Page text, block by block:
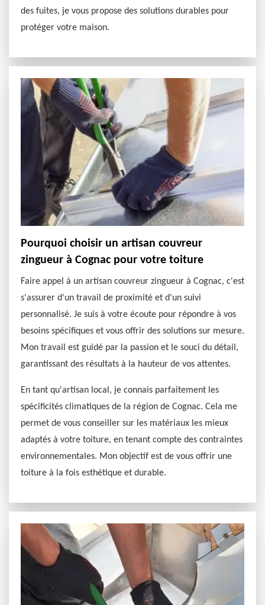
des fuites, je vous propose des solutions durables pour
protéger votre maison.
Pourquoi choisir un artisan couvreur
zingueur à Cognac pour votre toiture
Faire appel à un artisan couvreur zingueur à Cognac, c'est
s'assurer d'un travail de proximité et d'un suivi
personnalisé. Je suis à votre écoute pour répondre à vos
besoins spécifiques et vous offrir des solutions sur mesure.
Mon travail est guidé par la passion et le souci du détail,
garantissant des résultats à la hauteur de vos attentes.
En tant qu'artisan local, je connais parfaitement les
spécificités climatiques de la région de Cognac. Cela me
permet de vous conseiller sur les matériaux les mieux
adaptés à votre toiture, en tenant compte des contraintes
environnementales. Mon objectif est de vous offrir une
toiture à la fois esthétique et durable.